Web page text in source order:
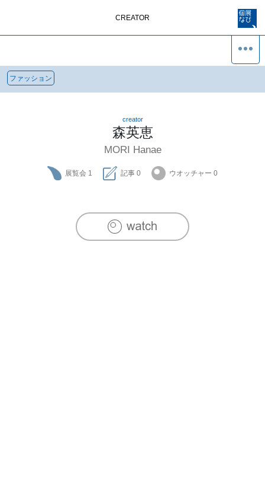
CREATOR
ファッション
creator
森英恵
MORI Hanae
展覧会 1 記事 0 ウオッチャー 0